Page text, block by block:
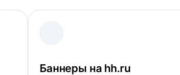
Баннеры на hh.ru